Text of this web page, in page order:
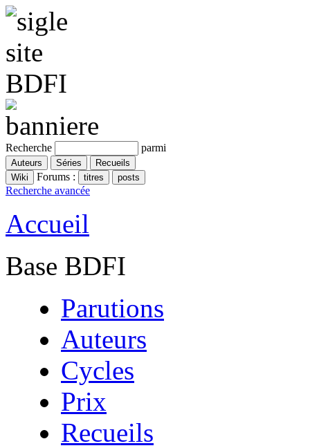
Recherche parmi
Forums :
Recherche avancée
Accueil
Base BDFI
Parutions
Auteurs
Cycles
Prix
Recueils